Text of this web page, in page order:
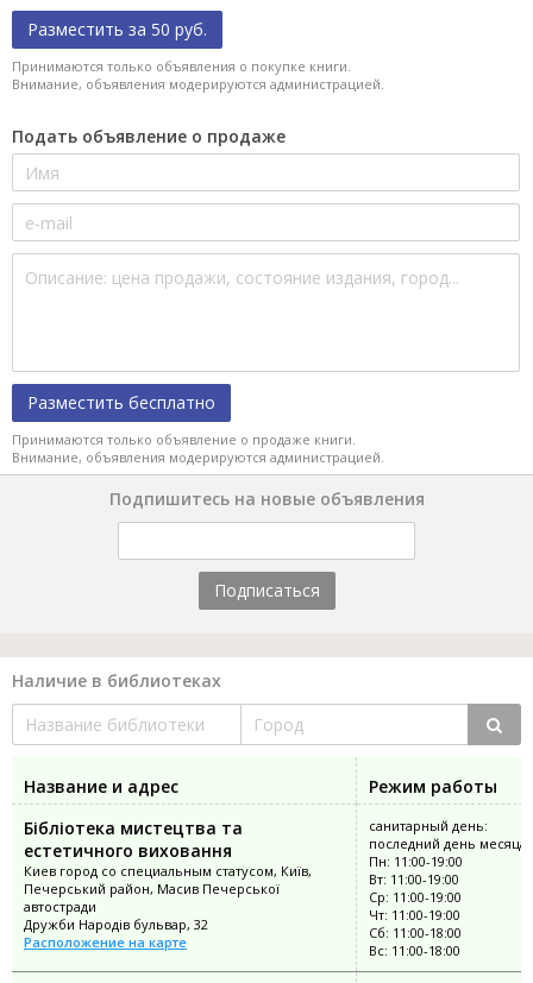
Разместить за 50 руб.
Принимаются только объявления о покупке книги.
Внимание, объявления модерируются администрацией.
Подать объявление о продаже
Разместить бесплатно
Принимаются только объявление о продаже книги.
Внимание, объявления модерируются администрацией.
Подпишитесь на новые объявления
Подписаться
Наличие в библиотеках
Название и адрес
Режим работы
Бібліотека мистецтва та
естетичного виховання
Киев город со специальным статусом, Київ,
Печерський район, Масив Печерської
автостради
Дружби Народів бульвар, 32
Расположение на карте
санитарный день:
последний день месяца
Пн: 11:00-19:00
Вт: 11:00-19:00
Ср: 11:00-19:00
Чт: 11:00-19:00
Сб: 11:00-18:00
Вс: 11:00-18:00